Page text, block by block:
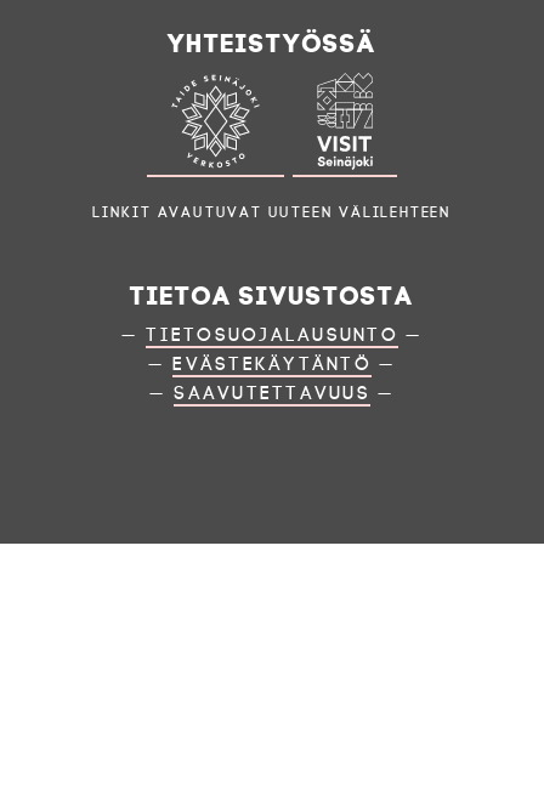
Yhteistyössä
Linkit avautuvat uuteen välilehteen
Tietoa sivustosta
—Tietosuojalausunto —
—Evästekäytäntö —
—Saavutettavuus —